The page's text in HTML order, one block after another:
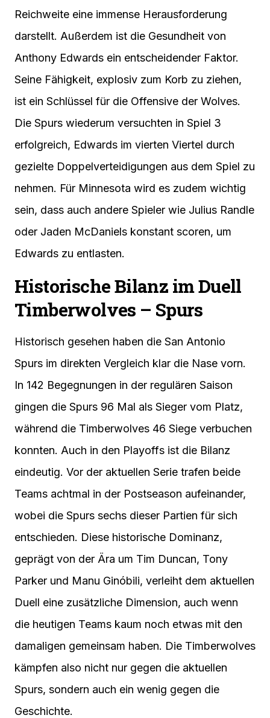
Reichweite eine immense Herausforderung
darstellt. Außerdem ist die Gesundheit von
Anthony Edwards ein entscheidender Faktor.
Seine Fähigkeit, explosiv zum Korb zu ziehen,
ist ein Schlüssel für die Offensive der Wolves.
Die Spurs wiederum versuchten in Spiel 3
erfolgreich, Edwards im vierten Viertel durch
gezielte Doppelverteidigungen aus dem Spiel zu
nehmen. Für Minnesota wird es zudem wichtig
sein, dass auch andere Spieler wie Julius Randle
oder Jaden McDaniels konstant scoren, um
Edwards zu entlasten.
Historische Bilanz im Duell
Timberwolves – Spurs
Historisch gesehen haben die San Antonio
Spurs im direkten Vergleich klar die Nase vorn.
In 142 Begegnungen in der regulären Saison
gingen die Spurs 96 Mal als Sieger vom Platz,
während die Timberwolves 46 Siege verbuchen
konnten. Auch in den Playoffs ist die Bilanz
eindeutig. Vor der aktuellen Serie trafen beide
Teams achtmal in der Postseason aufeinander,
wobei die Spurs sechs dieser Partien für sich
entschieden. Diese historische Dominanz,
geprägt von der Ära um Tim Duncan, Tony
Parker und Manu Ginóbili, verleiht dem aktuellen
Duell eine zusätzliche Dimension, auch wenn
die heutigen Teams kaum noch etwas mit den
damaligen gemeinsam haben. Die Timberwolves
kämpfen also nicht nur gegen die aktuellen
Spurs, sondern auch ein wenig gegen die
Geschichte.